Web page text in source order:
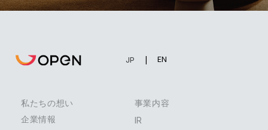
EN
JP
私たちの想い
事業内容
企業情報
IR